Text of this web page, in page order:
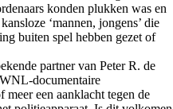
konden plukken was en
‘mannen, jongens’ die
buiten spel hebben gezet of
partner van Peter R. de
documentaire
een aanklacht tegen de